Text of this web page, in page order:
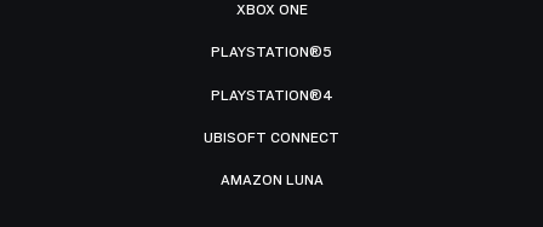
XBOX ONE
PLAYSTATION®5
PLAYSTATION®4
UBISOFT CONNECT
AMAZON LUNA